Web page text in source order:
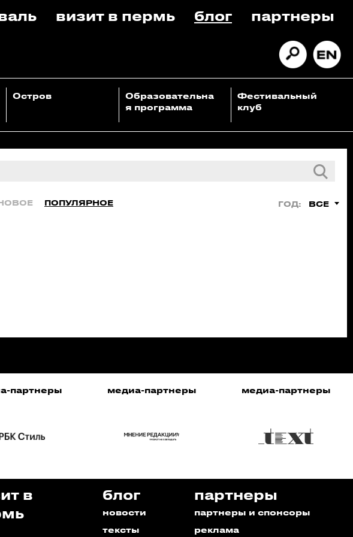
визит в пермь блог партнеры
Остров
Образовательна
я программа
Фестивальный
клуб
ПОПУЛЯРНОЕ ГОД: ВСЕ
партнеры медиа-партнеры медиа-партнеры
в
блог
новости
тексты
партнеры
партнеры и спонсоры
реклама